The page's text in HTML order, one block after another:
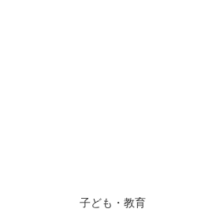
子ども・教育